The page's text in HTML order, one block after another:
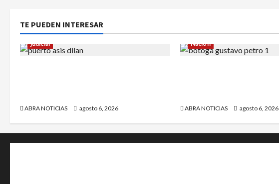
TE PUEDEN INTERESAR
judicial
ABRA NOTICIAS agosto 6, 2026
Nación
ABRA NOTICIAS agosto 6, 2026